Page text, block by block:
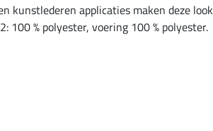
kunstlederen applicaties maken deze look
% polyester, voering 100 % polyester.